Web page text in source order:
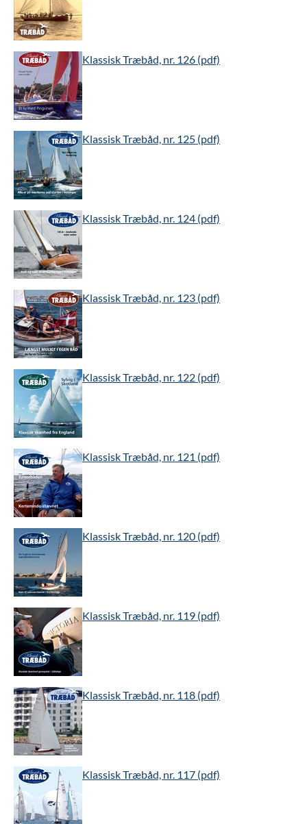
Klassisk Træbåd, nr. 126 (pdf)
Klassisk Træbåd, nr. 125 (pdf)
Klassisk Træbåd, nr. 124 (pdf)
Klassisk Træbåd, nr. 123 (pdf)
Klassisk Træbåd, nr. 122 (pdf)
Klassisk Træbåd, nr. 121 (pdf)
Klassisk Træbåd, nr. 120 (pdf)
Klassisk Træbåd, nr. 119 (pdf)
Klassisk Træbåd, nr. 118 (pdf)
Klassisk Træbåd, nr. 117 (pdf)